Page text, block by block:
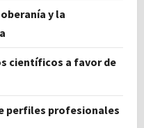
y la
científicos a favor de
perfiles profesionales